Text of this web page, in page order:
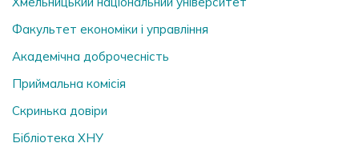
Факультет економіки і управління
Академічна доброчесність
Приймальна комісія
Скринька довiри
Бібліотека ХНУ